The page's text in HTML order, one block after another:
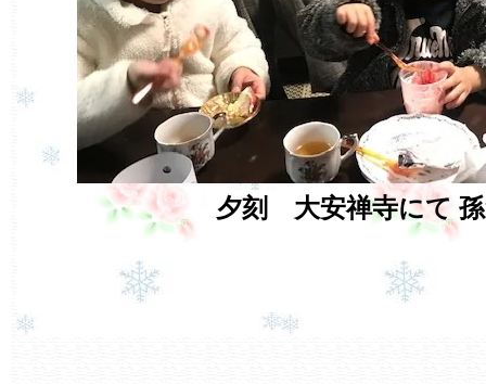
夕刻 大安禅寺にて